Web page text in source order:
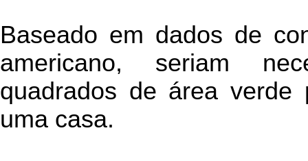
Baseado em dados de
americano, seriam
quadrados de área verde
uma casa.